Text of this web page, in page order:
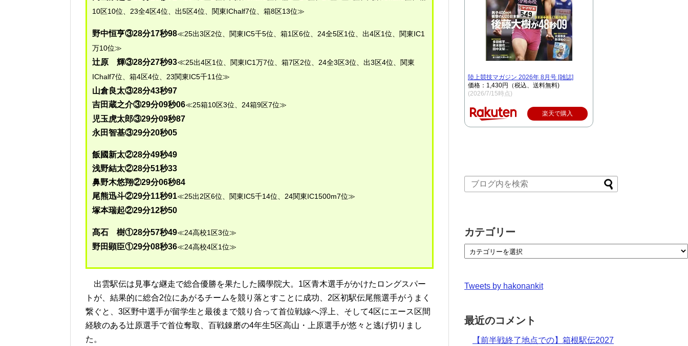
10区10位、23全4区4位、出5区4位、関東IChalf7位、箱8区13位≫
野中恒亨③28分17秒98≪25出3区2位、関東IC5千5位、箱1区6位、24全5区1位、出4区1位、関東IC1
万10位≫
辻原 輝③28分27秒93≪25出4区1位、関東IC1万7位、箱7区2位、24全3区3位、出3区4位、関東
IChalf7位、箱4区4位、23関東IC5千11位≫
山倉良太③28分43秒97
吉田蔵之介③29分09秒06≪25箱10区3位、24箱9区7位≫
児玉虎太郎③29分09秒87
永田智基③29分20秒05
飯國新太②28分49秒49
浅野結太②28分51秒33
鼻野木悠翔②29分06秒84
尾熊迅斗②29分11秒91≪25出2区6位、関東IC5千14位、24関東IC1500m7位≫
塚本瑞起②29分12秒50
髙石 樹①28分57秒49≪24高校1区3位≫
野田顕臣①29分08秒36≪24高校4区1位≫
出雲駅伝は見事な継走で総合優勝を果たした國學院大。1区青木選手がかけたロングスパー
トが、結果的に総合2位にあがるチームを競り落とすことに成功、2区初駅伝尾熊選手がうまく
繋ぐと、3区野中選手が留学生と最後まで競り合って首位戦線へ浮上、そして4区にエース区間
経験のある辻原選手で首位奪取、百戦錬磨の4年生5区高山・上原選手が悠々と逃げ切りまし
た。
陸上競技マガジン 2026年 8月号 [雑誌]
価格：1,430円（税込、送料無料)
(2026/7/15時点)
楽天で購入
カテゴリー
Tweets by hakonankit
最近のコメント
【前半戦終了地点での】箱根駅伝2027